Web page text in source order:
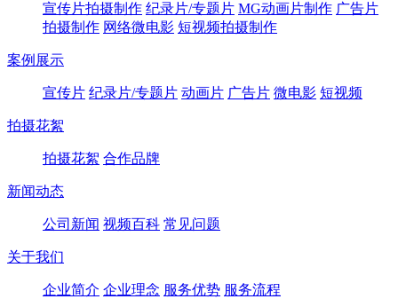
宣传片拍摄制作 纪录片/专题片 MG动画片制作 广告片
拍摄制作 网络微电影 短视频拍摄制作
案例展示
宣传片 纪录片/专题片 动画片 广告片 微电影 短视频
拍摄花絮
拍摄花絮 合作品牌
新闻动态
公司新闻 视频百科 常见问题
关于我们
企业简介 企业理念 服务优势 服务流程